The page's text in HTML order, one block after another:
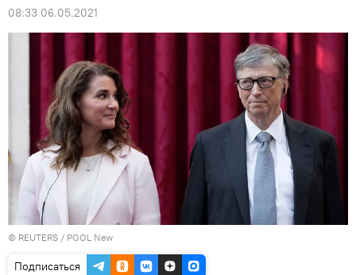
08:33 06.05.2021
© REUTERS / POOL New
Подписаться